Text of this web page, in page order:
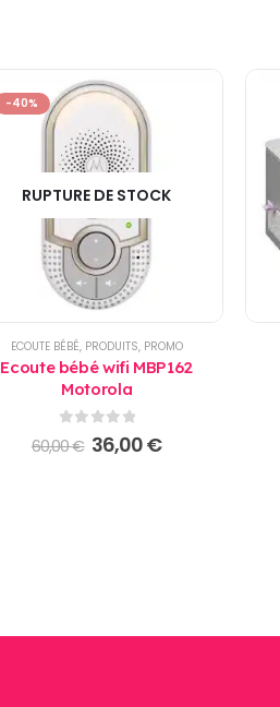
-40%
RUPTURE DE STOCK
ECOUTE BÉBÉ, PRODUITS, PROMO
Ecoute bébé wifi MBP162
Motorola
sur 5
60,00€ Le
36,00€Le